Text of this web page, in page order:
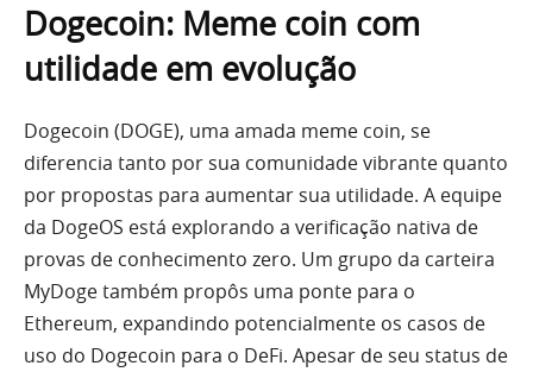
Dogecoin: Meme coin com
utilidade em evolução
Dogecoin (DOGE), uma amada meme coin, se
diferencia tanto por sua comunidade vibrante quanto
por propostas para aumentar sua utilidade. A equipe
da DogeOS está explorando a verificação nativa de
provas de conhecimento zero. Um grupo da carteira
MyDoge também propôs uma ponte para o
Ethereum, expandindo potencialmente os casos de
uso do Dogecoin para o DeFi. Apesar de seu status de